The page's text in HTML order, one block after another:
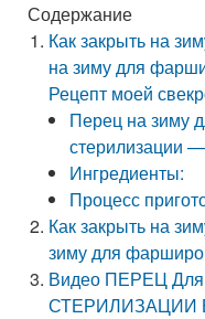
Содержание
Как закрыть на
на зиму для
Рецепт моей
Перец на зиму
стерилизации
Ингредиенты:
Процесс
Как закрыть на
зиму для
Видео ПЕРЕЦ
СТЕРИЛИЗАЦИИ